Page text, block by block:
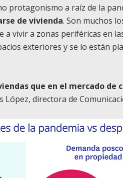
protagonismo a raíz de la
de vivienda. Son muchos
a vivir a zonas periféricas en
exteriores y se lo están
que en el mercado de
López, directora de